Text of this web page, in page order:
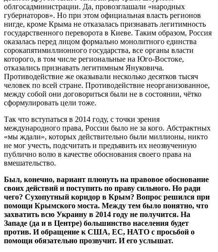
облгосадминистрации. Да, провозглашали «народных
губернаторов». Но при этом официальная власть регионов
нигде, кроме Крыма не отказалась признавать легитимность
государственного переворота в Киеве. Таким образом, Россия
оказалась перед лицом формально монолитного единства
сорокапятимиллионного государства, все органы власти
которого, в том числе региональные на Юго-Востоке,
отказались признавать легитимным Януковича.
Противодействие же оказывали несколько десятков тысяч
человек по всей стране. Противодействие неорганизованное,
между собой они договориться были не в состоянии, чётко
сформулировать цели тоже.
Так что вступаться в 2014 году, с точки зрения
международного права, России было не за кого. Абстрактных
«мы ждали», которых действительно были миллионы, никто
не мог учесть, подсчитать и предъявить их неозвученную
публично волю в качестве обоснования своего права на
вмешательство.
Был, конечно, вариант плюнуть на правовое обоснование
своих действий и поступить по праву сильного. Но ради
чего? Сухопутный коридор в Крым? Вопрос решился при
помощи Крымского моста. Между тем было понятно, что
захватить всю Украину в 2014 году не получится. На
Западе (да и в Центре) большинство населения будет
против. И обращение к США, ЕС, НАТО с просьбой о
помощи обязательно прозвучит. И его услышат.